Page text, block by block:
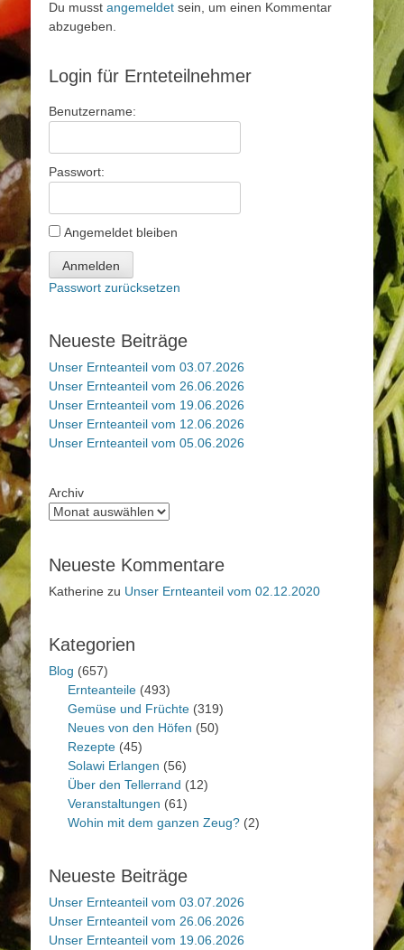
Du musst angemeldet sein, um einen Kommentar
abzugeben.
Login für Ernteteilnehmer
Benutzername:
Passwort:
Angemeldet bleiben
Anmelden
Passwort zurücksetzen
Neueste Beiträge
Unser Ernteanteil vom 03.07.2026
Unser Ernteanteil vom 26.06.2026
Unser Ernteanteil vom 19.06.2026
Unser Ernteanteil vom 12.06.2026
Unser Ernteanteil vom 05.06.2026
Archiv
Neueste Kommentare
Katherine zu Unser Ernteanteil vom 02.12.2020
Kategorien
Blog (657)
Ernteanteile (493)
Gemüse und Früchte (319)
Neues von den Höfen (50)
Rezepte (45)
Solawi Erlangen (56)
Über den Tellerrand (12)
Veranstaltungen (61)
Wohin mit dem ganzen Zeug? (2)
Neueste Beiträge
Unser Ernteanteil vom 03.07.2026
Unser Ernteanteil vom 26.06.2026
Unser Ernteanteil vom 19.06.2026